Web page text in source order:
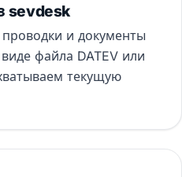
sevdesk
и документы
файла DATEV или
текущую